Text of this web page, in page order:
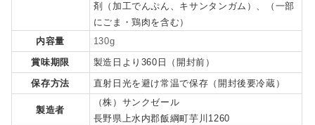
剤（加工でんぷん、キサンタンガム）、（一部
にごま・鶏肉を含む）
内容量
130g
賞味期限
製造日より360日（開封前）
保存方法
直射日光を避け常温で保存（開封後要冷蔵）
製造者
（株）サンクゼール
長野県上水内郡飯綱町芋川1260